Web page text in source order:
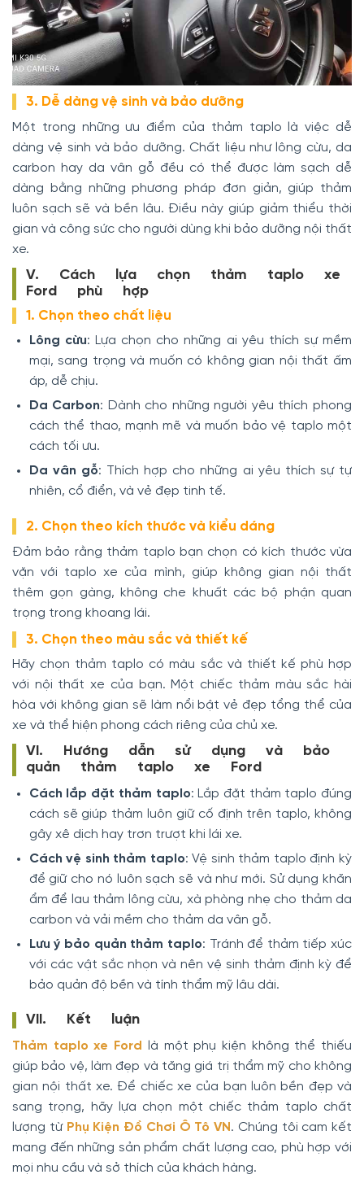
3. Dễ dàng vệ sinh và bảo dưỡng
Một trong những ưu điểm của thảm taplo là việc dễ
dàng vệ sinh và bảo dưỡng. Chất liệu như lông cừu, da
carbon hay da vân gỗ đều có thể được làm sạch dễ
dàng bằng những phương pháp đơn giản, giúp thảm
luôn sạch sẽ và bền lâu. Điều này giúp giảm thiểu thời
gian và công sức cho người dùng khi bảo dưỡng nội thất
xe.
V. Cách lựa chọn thảm taplo xe
Ford phù hợp
1. Chọn theo chất liệu
Lông cừu: Lựa chọn cho những ai yêu thích sự mềm
mại, sang trọng và muốn có không gian nội thất ấm
áp, dễ chịu.
Da Carbon: Dành cho những người yêu thích phong
cách thể thao, mạnh mẽ và muốn bảo vệ taplo một
cách tối ưu.
Da vân gỗ: Thích hợp cho những ai yêu thích sự tự
nhiên, cổ điển, và vẻ đẹp tinh tế.
2. Chọn theo kích thước và kiểu dáng
Đảm bảo rằng thảm taplo bạn chọn có kích thước vừa
vặn với taplo xe của mình, giúp không gian nội thất
thêm gọn gàng, không che khuất các bộ phận quan
trọng trong khoang lái.
3. Chọn theo màu sắc và thiết kế
Hãy chọn thảm taplo có màu sắc và thiết kế phù hợp
với nội thất xe của bạn. Một chiếc thảm màu sắc hài
hòa với không gian sẽ làm nổi bật vẻ đẹp tổng thể của
xe và thể hiện phong cách riêng của chủ xe.
VI. Hướng dẫn sử dụng và bảo
quản thảm taplo xe Ford
Cách lắp đặt thảm taplo: Lắp đặt thảm taplo đúng
cách sẽ giúp thảm luôn giữ cố định trên taplo, không
gây xê dịch hay trơn trượt khi lái xe.
Cách vệ sinh thảm taplo: Vệ sinh thảm taplo định kỳ
để giữ cho nó luôn sạch sẽ và như mới. Sử dụng khăn
ẩm để lau thảm lông cừu, xà phòng nhẹ cho thảm da
carbon và vải mềm cho thảm da vân gỗ.
Lưu ý bảo quản thảm taplo: Tránh để thảm tiếp xúc
với các vật sắc nhọn và nên vệ sinh thảm định kỳ để
bảo quản độ bền và tính thẩm mỹ lâu dài.
VII. Kết luận
Thảm taplo xe Ford
là một phụ kiện không thể thiếu
giúp bảo vệ, làm đẹp và tăng giá trị thẩm mỹ cho không
gian nội thất xe. Để chiếc xe của bạn luôn bền đẹp và
sang trọng, hãy lựa chọn một chiếc thảm taplo chất
lượng từ Phụ Kiện Đồ Chơi Ô Tô VN . Chúng tôi cam kết
mang đến những sản phẩm chất lượng cao, phù hợp với
mọi nhu cầu và sở thích của khách hàng.